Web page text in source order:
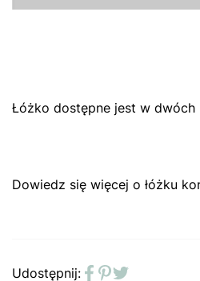
Łóżko dostępne jest w dwóch
Dowiedz się więcej o łóżku
Udostępnij: